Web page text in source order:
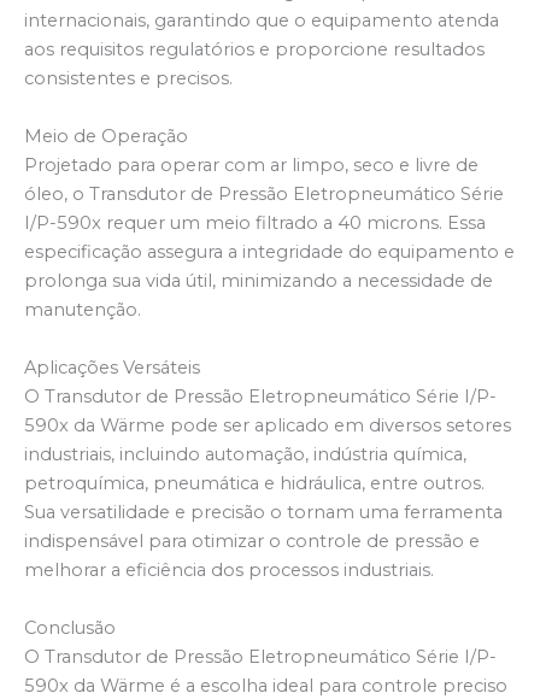
internacionais, garantindo que o equipamento atenda
aos requisitos regulatórios e proporcione resultados
consistentes e precisos.
Meio de Operação
Projetado para operar com ar limpo, seco e livre de
óleo, o Transdutor de Pressão Eletropneumático Série
I/P-590x requer um meio filtrado a 40 microns. Essa
especificação assegura a integridade do equipamento e
prolonga sua vida útil, minimizando a necessidade de
manutenção.
Aplicações Versáteis
O Transdutor de Pressão Eletropneumático Série I/P-
590x da Wärme pode ser aplicado em diversos setores
industriais, incluindo automação, indústria química,
petroquímica, pneumática e hidráulica, entre outros.
Sua versatilidade e precisão o tornam uma ferramenta
indispensável para otimizar o controle de pressão e
melhorar a eficiência dos processos industriais.
Conclusão
O Transdutor de Pressão Eletropneumático Série I/P-
590x da Wärme é a escolha ideal para controle preciso